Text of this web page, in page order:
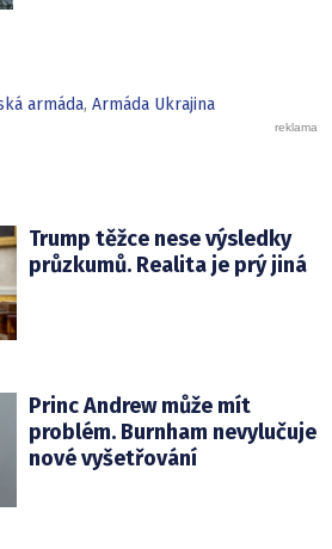
armáda, Armáda Ukrajina
Trump těžce nese výsledky
průzkumů. Realita je prý jiná
Princ Andrew může mít
problém. Burnham nevylučuje
nové vyšetřování